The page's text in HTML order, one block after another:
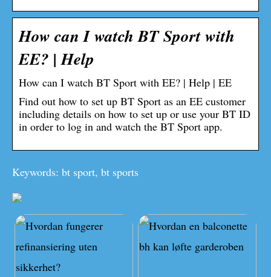
How can I watch BT Sport with
EE? | Help
How can I watch BT Sport with EE? | Help | EE
Find out how to set up BT Sport as an EE customer
including details on how to set up or use your BT ID
in order to log in and watch the BT Sport app.
Keywords: bt sport, bt sports